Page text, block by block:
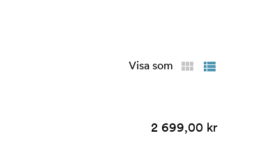
Visa som
2 699,00 kr